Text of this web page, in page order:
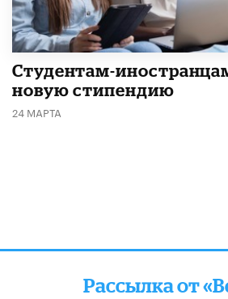
Студентам-
новую стипендию
24 МАРТА
Рассылка от